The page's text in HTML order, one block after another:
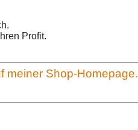
Profit.
meiner Shop-Homepage.